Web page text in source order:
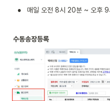
• 매일 오전 8시 20분 ~ 오후
수동송장등록